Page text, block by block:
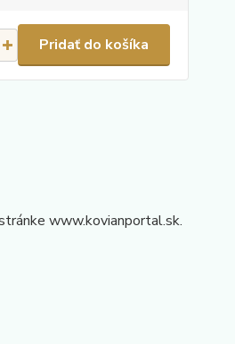
Pridať do košíka
www.kovianportal.sk.